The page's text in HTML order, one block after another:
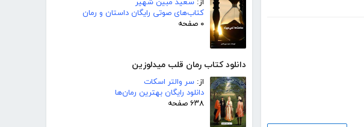
از: سعید مبین شهیر
کتاب‌های صوتی رایگان داستان و رمان
۰ صفحه
دانلود کتاب رمان قلب میدلوزین
از: سر والتر اسکات
دانلود رایگان بهترین رمان‌ها
۶۳۸ صفحه